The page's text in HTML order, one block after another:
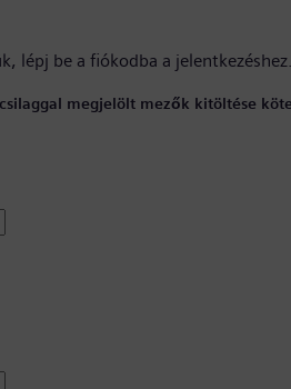
lépj be a fiókodba a jelentkezéshez.
megjelölt mezők kitöltése